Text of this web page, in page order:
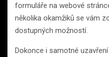
formuláře na webové
několika okamžiků se vám
dostupných možností.
Dokonce i samotné